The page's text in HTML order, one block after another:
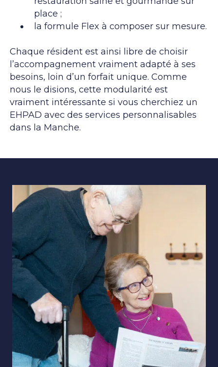
place ;
la formule Flex à composer sur mesure.
Chaque résident est ainsi libre de choisir
l’accompagnement vraiment adapté à ses
besoins, loin d’un forfait unique. Comme
nous le disions, cette modularité est
vraiment intéressante si vous cherchiez un
EHPAD avec des services personnalisables
dans la Manche.